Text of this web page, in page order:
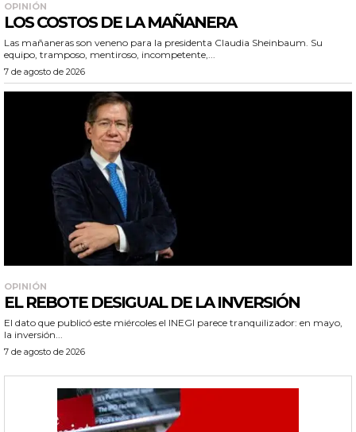
OPINIÓN
LOS COSTOS DE LA MAÑANERA
Las mañaneras son veneno para la presidenta Claudia Sheinbaum. Su
equipo, tramposo, mentiroso, incompetente,...
7 de agosto de 2026
OPINIÓN
EL REBOTE DESIGUAL DE LA INVERSIÓN
El dato que publicó este miércoles el INEGI parece tranquilizador: en mayo,
la inversión...
7 de agosto de 2026